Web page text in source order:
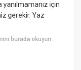
yanılmamanız için
gerekir. Yaz
burada okuyun: